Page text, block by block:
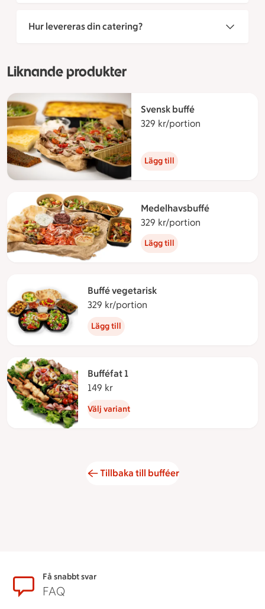
Hur levereras din catering?
Liknande produkter
Svensk buffé
329 kr/portion
Lägg till
Medelhavsbuffé
329 kr/portion
Lägg till
Buffé vegetarisk
329 kr/portion
Lägg till
Bufféfat 1
149 kr
Välj variant
Tillbaka till bufféer
SidfotFå snabbt svar
FAQ